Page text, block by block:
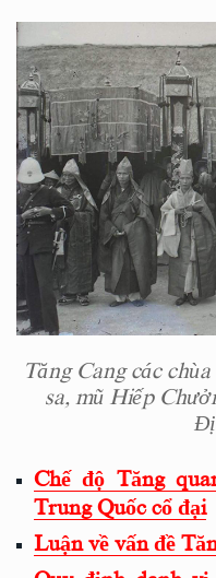
Tăng Cang các
sa, mũ Hiếp
Chế độ Tăng
Trung Quốc cổ đại
Luận về vấn đề